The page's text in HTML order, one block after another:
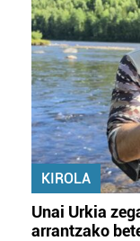
KIROLA
Unai Urkia
arrantzako